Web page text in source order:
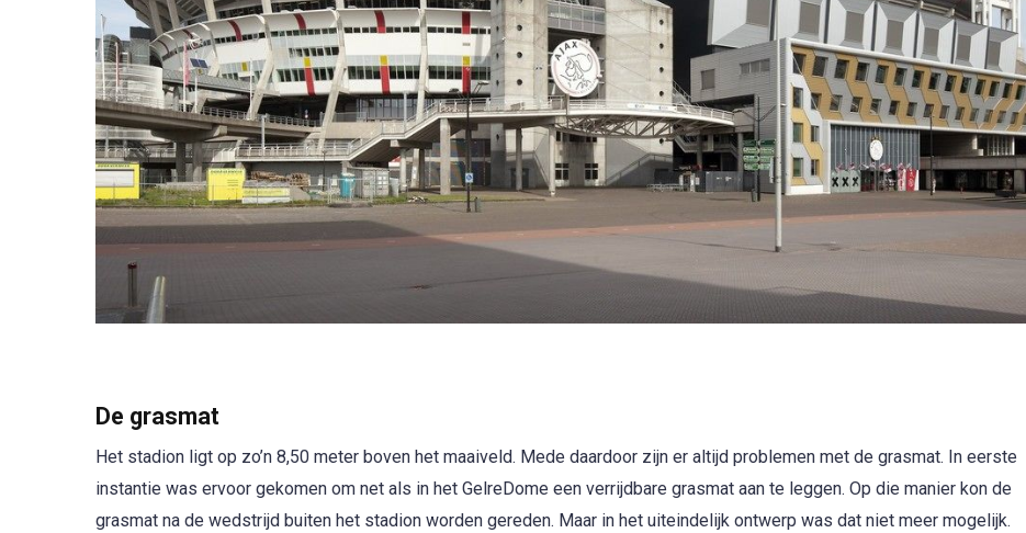
De grasmat
Het stadion ligt op zo’n 8,50 meter boven het maaiveld. Mede daardoor zijn er altijd problemen met de grasmat. In eerste
instantie was ervoor gekomen om net als in het GelreDome een verrijdbare grasmat aan te leggen. Op die manier kon de
grasmat na de wedstrijd buiten het stadion worden gereden. Maar in het uiteindelijk ontwerp was dat niet meer mogelijk.